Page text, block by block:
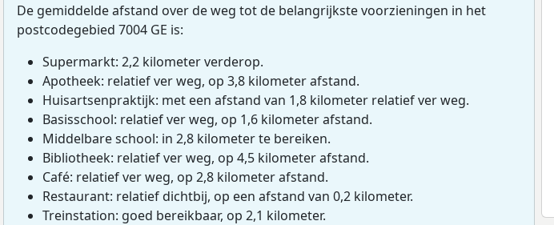
De gemiddelde afstand over de weg tot de belangrijkste voorzieningen in het
postcodegebied 7004 GE is:
Supermarkt: 2,2 kilometer verderop.
Apotheek: relatief ver weg, op 3,8 kilometer afstand.
Huisartsenpraktijk: met een afstand van 1,8 kilometer relatief ver weg.
Basisschool: relatief ver weg, op 1,6 kilometer afstand.
Middelbare school: in 2,8 kilometer te bereiken.
Bibliotheek: relatief ver weg, op 4,5 kilometer afstand.
Café: relatief ver weg, op 2,8 kilometer afstand.
Restaurant: relatief dichtbij, op een afstand van 0,2 kilometer.
Treinstation: goed bereikbaar, op 2,1 kilometer.